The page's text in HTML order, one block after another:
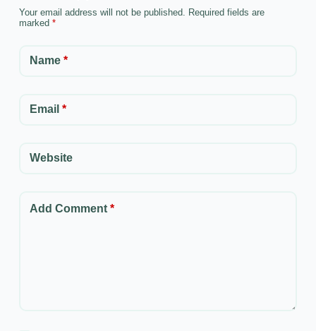
Your email address will not be published. Required fields are
marked *
Name*
Email *
Website
Add Comment*